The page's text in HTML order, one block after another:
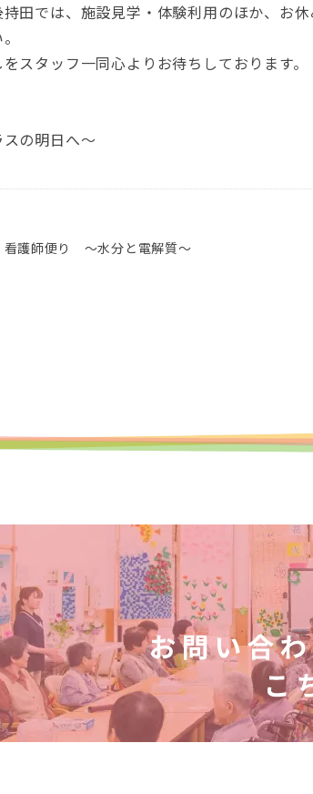
田では、施設見学・体験利用のほか、お
スタッフ一同心よりお待ちしております。
の明日へ～
護師便り ～水分と電解質～